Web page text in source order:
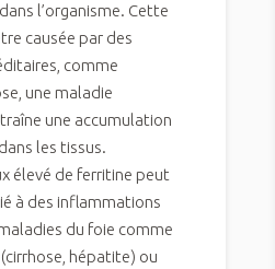
l’organisme. Cette
causée par des
comme
une maladie
une accumulation
les tissus.
élevé de ferritine peut
à des inflammations
du foie comme
(cirrhose, hépatite) ou